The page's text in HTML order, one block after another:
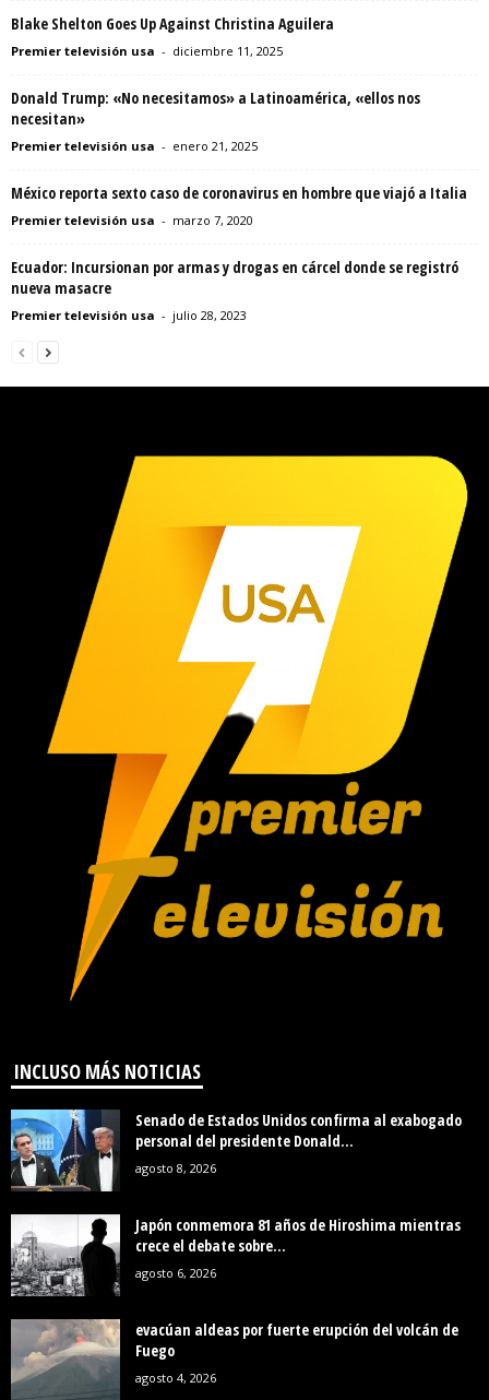
Blake Shelton Goes Up Against Christina Aguilera
Premier televisión usa - diciembre 11, 2025
Donald Trump: «No necesitamos» a Latinoamérica, «ellos nos
necesitan»
Premier televisión usa - enero 21, 2025
México reporta sexto caso de coronavirus en hombre que viajó a Italia
Premier televisión usa - marzo 7, 2020
Ecuador: Incursionan por armas y drogas en cárcel donde se registró
nueva masacre
Premier televisión usa - julio 28, 2023
INCLUSO MÁS NOTICIAS
Senado de Estados Unidos confirma al exabogado
personal del presidente Donald...
agosto 8, 2026
Japón conmemora 81 años de Hiroshima mientras
crece el debate sobre...
agosto 6, 2026
evacúan aldeas por fuerte erupción del volcán de
Fuego
agosto 4, 2026